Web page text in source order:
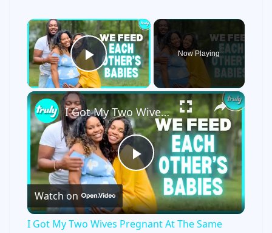
×
Play Video
Now Playing
×
P
l
I Got My Two Wives Pregnant At The Same Time | MY EXTRAORDINARY FAMILY
Watch on
I Got My Two Wives Pregnant At The Same